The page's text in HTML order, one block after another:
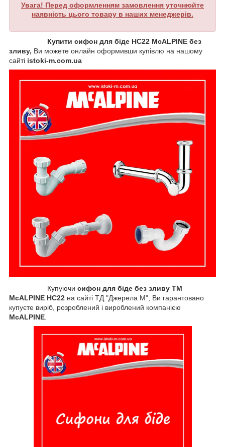
Увага! Перед оформленням замовлення уточнюйте
наявність цього товару в наших менеджерів.
Купити сифон для біде HC22 McALPINE без
зливу, Ви можете онлайн оформивши купівлю на нашому
сайті istoki-m.com.ua
Купуючи сифон для біде без зливу ТМ
McALPINE HC22 на сайті ТД "Джерела М", Ви гарантовано
купуєте виріб, розроблений і вироблений компанією
McALPINE.